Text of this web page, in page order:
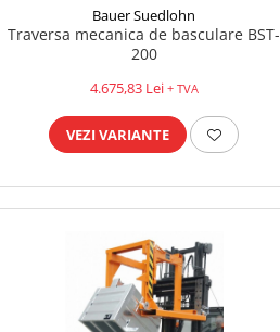
Bauer Suedlohn
Traversa mecanica de basculare BST-
200
4.675,83 Lei + TVA
VEZI VARIANTE